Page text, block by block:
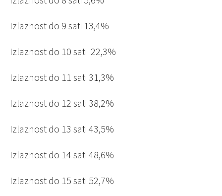
Izlaznost do 9 sati 13,4%
Izlaznost do 10 sati 22,3%
Izlaznost do 11 sati 31,3%
Izlaznost do 12 sati 38,2%
Izlaznost do 13 sati 43,5%
Izlaznost do 14 sati 48,6%
Izlaznost do 15 sati 52,7%